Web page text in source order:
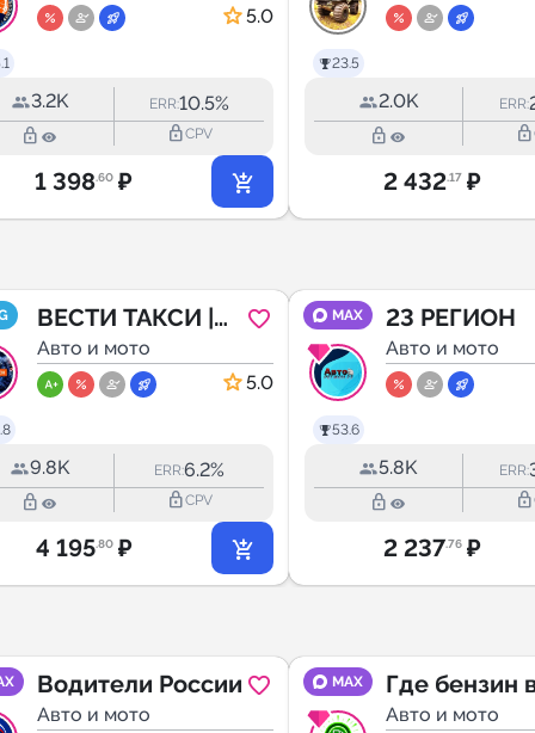
ФРИЛАНС
5.0
3.2K ERR:10.5%
lock_outline lock_outlineCPV
1 398.60 ₽
23.5
снегоходы
2.0K ERR:
lock_outline lock_outline
2 432.17 ₽
ВЕСТИ ТАКСИ |
НОВОСТИ
Авто и мото
5.0
9.8K ERR:6.2%
lock_outline lock_outlineCPV
4 195.80 ₽
MAX
53.6
23 РЕГИОН
Авто и мото
5.8K ERR:
lock_outline lock_outline
2 237.76 ₽
Водители России
Авто и мото
MAX
Где бензин
Ростов-на-
Авто и мото